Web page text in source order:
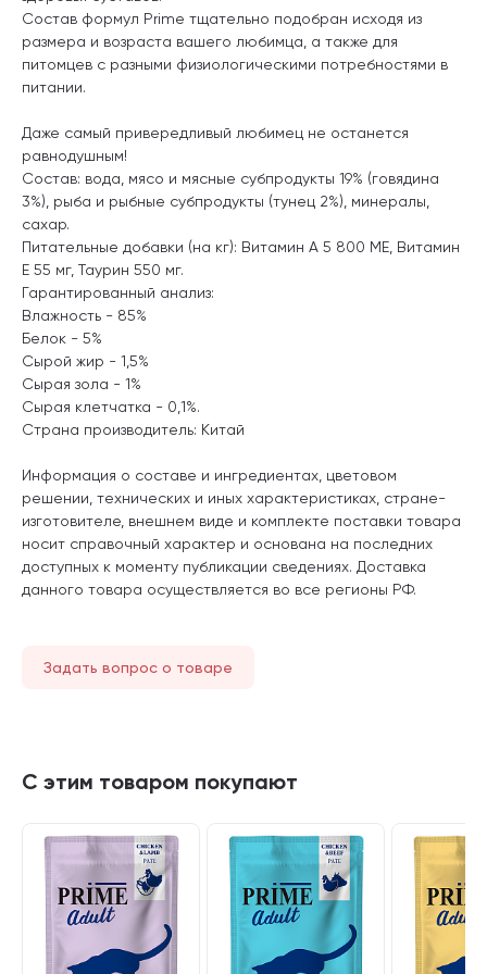
Состав формул Prime тщательно подобран исходя из
размера и возраста вашего любимца, а также для
питомцев с разными физиологическими потребностями в
питании.
Даже самый привередливый любимец не останется
равнодушным!
Состав: вода, мясо и мясные субпродукты 19% (говядина
3%), рыба и рыбные субпродукты (тунец 2%), минералы,
сахар.
Питательные добавки (на кг): Витамин А 5 800 ME, Витамин
Е 55 мг, Таурин 550 мг.
Гарантированный анализ:
Влажность - 85%
Белок - 5%
Сырой жир - 1,5%
Сырая зола - 1%
Сырая клетчатка - 0,1%.
Страна производитель: Китай
Информация о составе и ингредиентах, цветовом
решении, технических и иных характеристиках, стране-
изготовителе, внешнем виде и комплекте поставки товара
носит справочный характер и основана на последних
доступных к моменту публикации сведениях. Доставка
данного товара осуществляется во все регионы РФ.
Задать вопрос о товаре
С этим товаром покупают